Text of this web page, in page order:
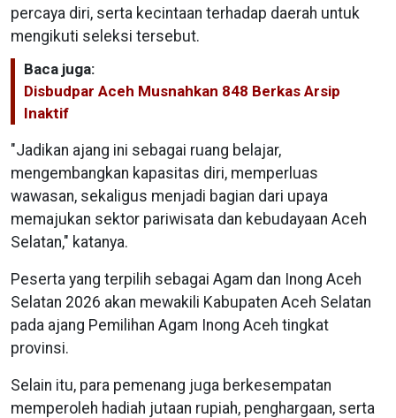
percaya diri, serta kecintaan terhadap daerah untuk
mengikuti seleksi tersebut.
Baca juga:
Disbudpar Aceh Musnahkan 848 Berkas Arsip
Inaktif
"Jadikan ajang ini sebagai ruang belajar,
mengembangkan kapasitas diri, memperluas
wawasan, sekaligus menjadi bagian dari upaya
memajukan sektor pariwisata dan kebudayaan Aceh
Selatan," katanya.
Peserta yang terpilih sebagai Agam dan Inong Aceh
Selatan 2026 akan mewakili Kabupaten Aceh Selatan
pada ajang Pemilihan Agam Inong Aceh tingkat
provinsi.
Selain itu, para pemenang juga berkesempatan
memperoleh hadiah jutaan rupiah, penghargaan, serta